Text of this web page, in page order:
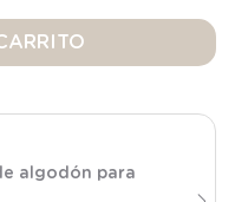
algodón para